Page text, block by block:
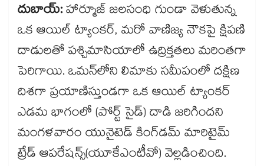
దుబాయ్:హార్మూజ్ జలసంధి గుండా వెళుతున్న
ఒక ఆయిల్ ట్యాంకర్‌‌‌‌, మరో వాణిజ్య నౌకపై క్షిపణి
దాడులతో పశ్చిమాసియాలో ఉద్రిక్తతలు మరింతగా
పెరిగాయి. ఒమన్‌‌లోని లిమాకు సమీపంలో దక్షిణ
దిశగా ప్రయాణిస్తుండగా ఒక ఆయిల్ ట్యాంకర్
ఎడమ భాగంలో (పోర్ట్ సైడ్) దాడి జరిగిందని
మంగళవారం యునైటెడ్ కింగ్‌‌డమ్ మారిటైమ్
ట్రేడ్ ఆపరేషన్స్(యూకేఎంటీవో) వెల్లడించింది.